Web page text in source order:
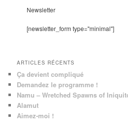
Newsletter
[newsletter_form type="minimal"]
ARTICLES RÉCENTS
Ça devient compliqué
Demandez le programme !
Namu – Wretched Spawns of
Alamut
Aimez-moi !